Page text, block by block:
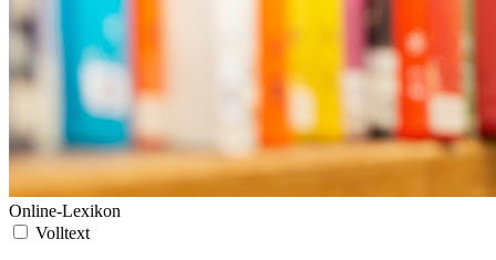
Online-Lexikon
Volltext